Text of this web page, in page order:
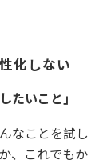
化しない
たいこと」
なことを試し
、これでもか